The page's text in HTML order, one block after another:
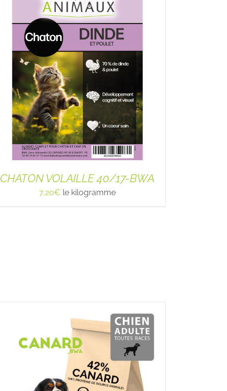
CHATON VOLAILLE 40/17-BWA
7,20€ le kilogramme